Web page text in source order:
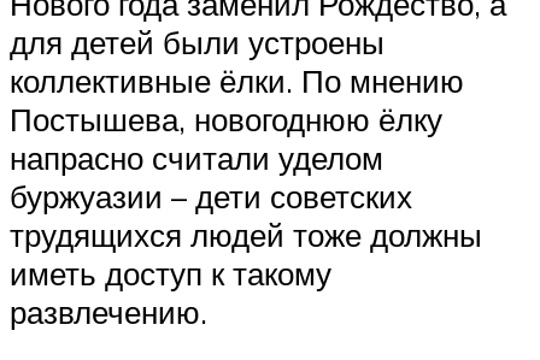
для детей были устроены
коллективные ёлки. По мнению
Постышева, новогоднюю ёлку
напрасно считали уделом
буржуазии – дети советских
трудящихся людей тоже должны
иметь доступ к такому
развлечению.